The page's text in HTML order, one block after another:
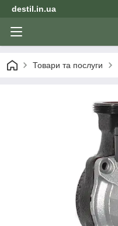
destil.in.ua
Товари та послуги